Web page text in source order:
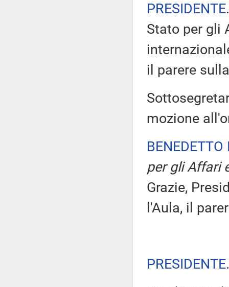
PRESIDENTE
Stato per gli
il parere
mozione
per gli Affari
Grazie,
l'Aula, il
PRESIDENTE